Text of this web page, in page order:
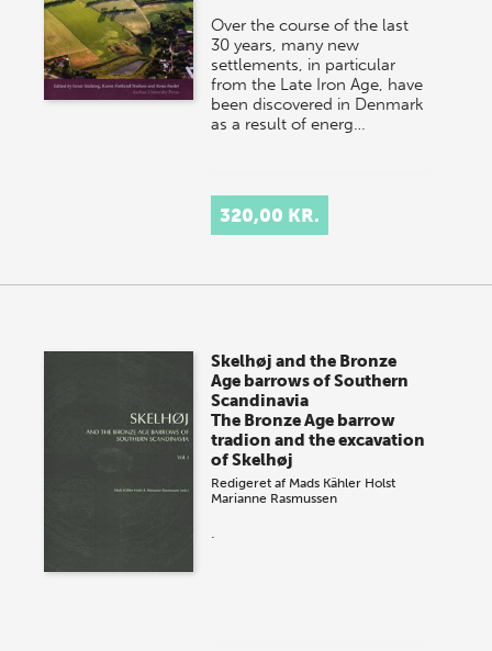
Over the course of the last
30 years, many new
settlements, in particular
from the Late Iron Age, have
been discovered in Denmark
as a result of energ…
320,00 KR.
Skelhøj and the Bronze
Age barrows of Southern
Scandinavia
The Bronze Age barrow
tradion and the excavation
of Skelhøj
Redigeret af Mads Kähler Holst
Marianne Rasmussen
.